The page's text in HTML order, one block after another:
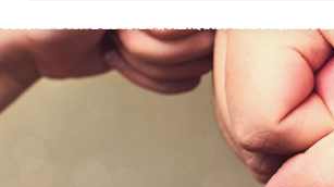
KIRJAUDU SISÄÄN
Etkö ole vielä asiakkaamme?
Luo asiakastili tästä!